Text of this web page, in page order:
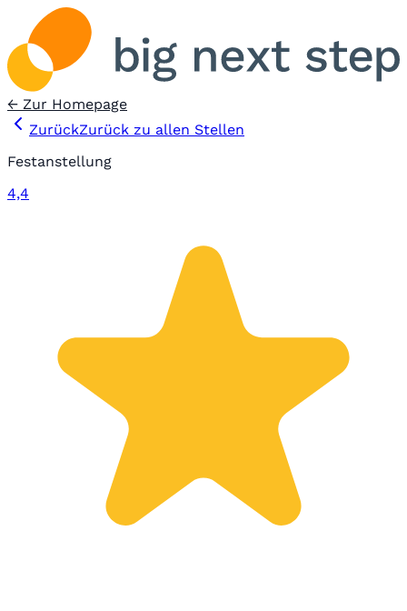
← Zur Homepage
ZurückZurück zu allen Stellen
Festanstellung
4,4